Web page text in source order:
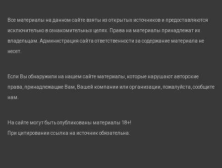
Все материалы на данном сайте взяты из открытых источников и предоставляются
исключительно в ознакомительных целях. Права на материалы принадлежат их
владельцам. Администрация сайта ответственности за содержание материала не
несет.
Если Вы обнаружили на нашем сайте материалы, которые нарушают авторские
права, принадлежащие Вам, Вашей компании или организации, пожалуйста, сообщите
нам.
На сайте могут быть опубликованы материалы 18+!
При цитировании ссылка на источник обязательна.